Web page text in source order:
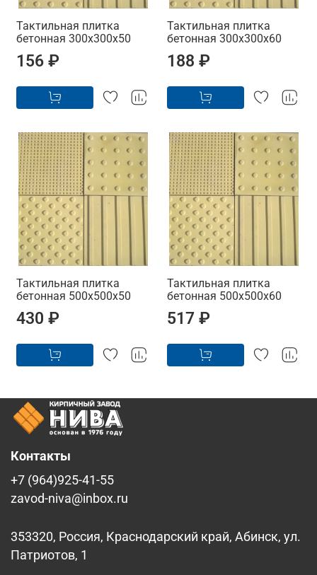
Тактильная плитка
бетонная 300х300х50
156 ₽
Тактильная плитка
бетонная 300х300х60
188 ₽
Тактильная плитка
бетонная 500х500х50
430 ₽
Тактильная плитка
бетонная 500х500х60
517 ₽
Контакты
+7 (964)925-41-55
zavod-niva@inbox.ru
353320, Россия, Краснодарский край, Абинск, ул.
Патриотов, 1